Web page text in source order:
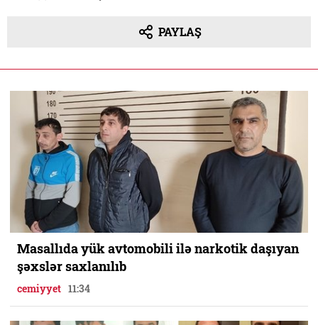
PAYLAŞ
Masallıda yük avtomobili ilə narkotik daşıyan
şəxslər saxlanılıb
cemiyyet 11:34